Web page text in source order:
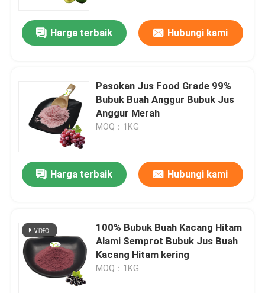
Harga terbaik Hubungi kami
Pasokan Jus Food Grade 99%
Bubuk Buah Anggur Bubuk Jus
Anggur Merah
MOQ：1KG
Harga terbaik Hubungi kami
100% Bubuk Buah Kacang Hitam
Alami Semprot Bubuk Jus Buah
Kacang Hitam kering
MOQ：1KG